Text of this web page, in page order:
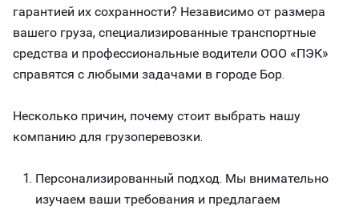
гарантией их сохранности? Независимо от размера
вашего груза, специализированные транспортные
средства и профессиональные водители ООО «ПЭК»
справятся с любыми задачами в городе Бор.
Несколько причин, почему стоит выбрать нашу
компанию для грузоперевозки.
Персонализированный подход. Мы внимательно
изучаем ваши требования и предлагаем